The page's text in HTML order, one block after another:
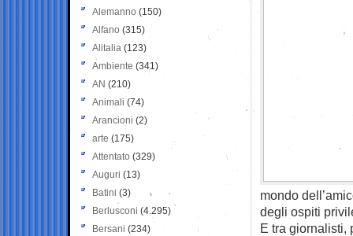
mondo
degli ospiti
E tra giornalisti,
Alemanno (150)
Alfano (315)
Alitalia (123)
Ambiente (341)
AN (210)
Animali (74)
Arancioni (2)
arte (175)
Attentato (329)
Auguri (13)
Batini (3)
Berlusconi (4.295)
Bersani (234)